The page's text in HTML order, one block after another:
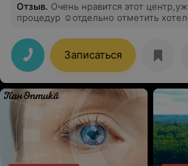
Отзыв. Очень нравится этот
процедур ☺️отдельно отметить
Записаться